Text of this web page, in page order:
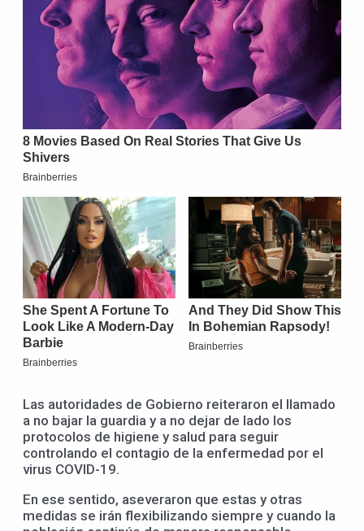
Las autoridades de Gobierno reiteraron el llamado
a no bajar la guardia y a no dejar de lado los
protocolos de higiene y salud para seguir
controlando el contagio de la enfermedad por el
virus COVID-19.
En ese sentido, aseveraron que estas y otras
medidas se irán flexibilizando siempre y cuando la